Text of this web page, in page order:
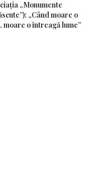
„Monumente
„Când moare o
moare o întreagă lume”